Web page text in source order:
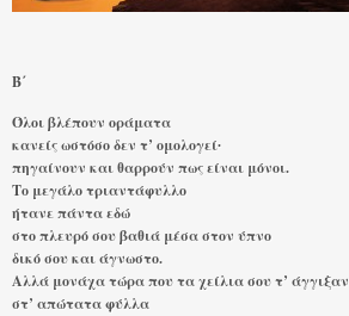
Β΄
Όλοι βλέπουν οράματα
κανείς ωστόσο δεν τ’ ομολογεί∙
πηγαίνουν και θαρρούν πως είναι μόνοι.
Το μεγάλο τριαντάφυλλο
ήτανε πάντα εδώ
στο πλευρό σου βαθιά μέσα στον ύπνο
δικό σου και άγνωστο.
Αλλά μονάχα τώρα που τα χείλια σου τ’ άγγιξαν
στ’ απώτατα φύλλα